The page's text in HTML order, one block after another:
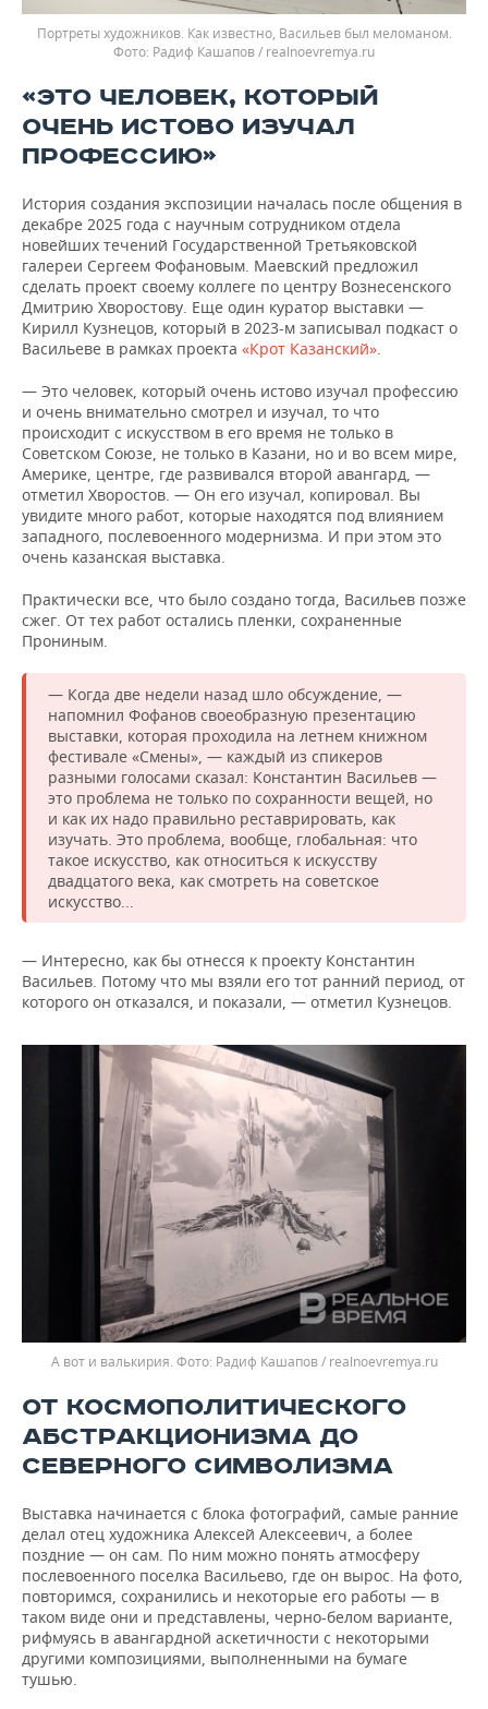
Портреты художников. Как известно, Васильев был меломаном.
Радиф Кашапов / realnoevremya.ru
«ЭТО ЧЕЛОВЕК, КОТОРЫЙ
ОЧЕНЬ ИСТОВО ИЗУЧАЛ
ПРОФЕССИЮ»
История создания экспозиции началась после общения в
декабре 2025 года с научным сотрудником отдела
новейших течений Государственной Третьяковской
галереи Сергеем Фофановым. Маевский предложил
сделать проект своему коллеге по центру Вознесенского
Дмитрию Хворостову. Еще один куратор выставки —
Кирилл Кузнецов, который в 2023-м записывал подкаст о
Васильеве в рамках проекта «Крот Казанский».
— Это человек, который очень истово изучал профессию
и очень внимательно смотрел и изучал, то что
происходит с искусством в его время не только в
Советском Союзе, не только в Казани, но и во всем мире,
Америке, центре, где развивался второй авангард, —
отметил Хворостов. — Он его изучал, копировал. Вы
увидите много работ, которые находятся под влиянием
западного, послевоенного модернизма. И при этом это
очень казанская выставка.
Практически все, что было создано тогда, Васильев позже
сжег. От тех работ остались пленки, сохраненные
Прониным.
— Когда две недели назад шло обсуждение, —
напомнил Фофанов своеобразную презентацию
выставки, которая проходила на летнем книжном
фестивале «Смены», — каждый из спикеров
разными голосами сказал: Константин Васильев —
это проблема не только по сохранности вещей, но
и как их надо правильно реставрировать, как
изучать. Это проблема, вообще, глобальная: что
такое искусство, как относиться к искусству
двадцатого века, как смотреть на советское
искусство...
— Интересно, как бы отнесся к проекту Константин
Васильев. Потому что мы взяли его тот ранний период, от
которого он отказался, и показали, — отметил Кузнецов.
А вот и валькирия. Радиф Кашапов / realnoevremya.ru
ОТ КОСМОПОЛИТИЧЕСКОГО
АБСТРАКЦИОНИЗМА ДО
СЕВЕРНОГО СИМВОЛИЗМА
Выставка начинается с блока фотографий, самые ранние
делал отец художника Алексей Алексеевич, а более
поздние — он сам. По ним можно понять атмосферу
послевоенного поселка Васильево, где он вырос. На фото,
повторимся, сохранились и некоторые его работы — в
таком виде они и представлены, черно-белом варианте,
рифмуясь в авангардной аскетичности с некоторыми
другими композициями, выполненными на бумаге
тушью.